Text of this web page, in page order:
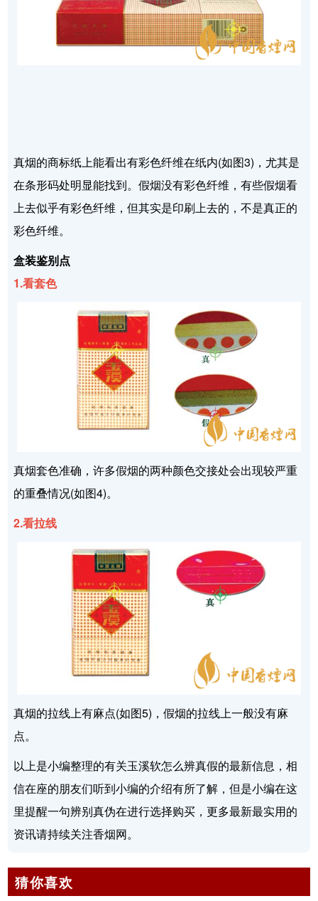
真烟的商标纸上能看出有彩色纤维在纸内(如图3)，尤其是
在条形码处明显能找到。假烟没有彩色纤维，有些假烟看
上去似乎有彩色纤维，但其实是印刷上去的，不是真正的
彩色纤维。
盒装鉴别点
1.看套色
真烟套色准确，许多假烟的两种颜色交接处会出现较严重
的重叠情况(如图4)。
2.看拉线
真烟的拉线上有麻点(如图5)，假烟的拉线上一般没有麻
点。
以上是小编整理的有关玉溪软怎么辨真假的最新信息，相
信在座的朋友们听到小编的介绍有所了解，但是小编在这
里提醒一句辨别真伪在进行选择购买，更多最新最实用的
资讯请持续关注香烟网。
猜你喜欢